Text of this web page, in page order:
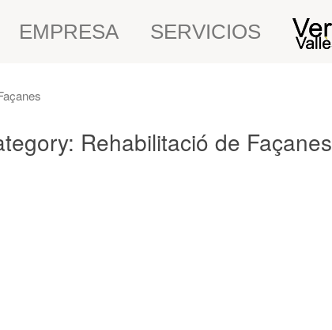
EMPRESA SERVICIOS
Rehabilitació de Façanes